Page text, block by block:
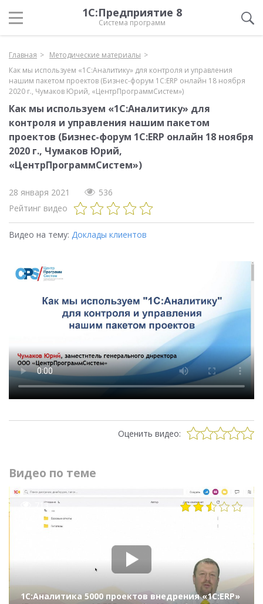
1С:Предприятие 8
Система программ
Главная
Методические материалы
Как мы используем «1С:Аналитику» для контроля и управления
нашим пакетом проектов (Бизнес-форум 1С:ERP онлайн 18 ноября
2020 г., Чумаков Юрий, «ЦентрПрограммСистем»)
Как мы используем «1С:Аналитику» для
контроля и управления нашим пакетом
проектов (Бизнес-форум 1С:ERP онлайн 18 ноября
2020 г., Чумаков Юрий,
«ЦентрПрограммСистем»)
28 января 2021
536
Рейтинг видео
Видео на тему: Доклады клиентов
Оценить видео:
Видео по теме
713
1С:Аналитика 5000 проектов внедрения «1С:ERP»